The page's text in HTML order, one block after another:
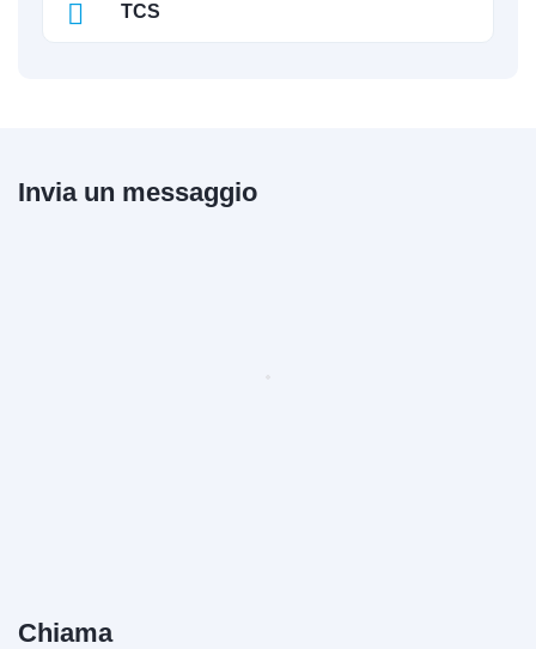
TCS
Invia un messaggio
Chiama